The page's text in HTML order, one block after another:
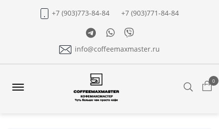
+7 (903)773-84-84
+7 (903)771-84-84
TelegramWhatsapp
Viber
info@coffeemaxmaster.ru
0